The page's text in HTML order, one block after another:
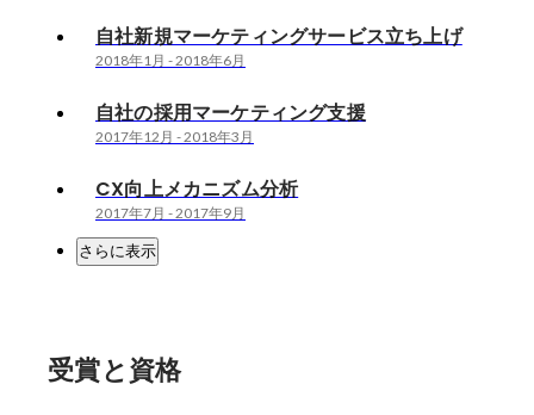
自社新規マーケティングサービス立ち上げ
2018年1月 -2018年6月
自社の採用マーケティング支援
2017年12月 -2018年3月
CX向上メカニズム分析
2017年7月 -2017年9月
さらに表示
受賞と資格